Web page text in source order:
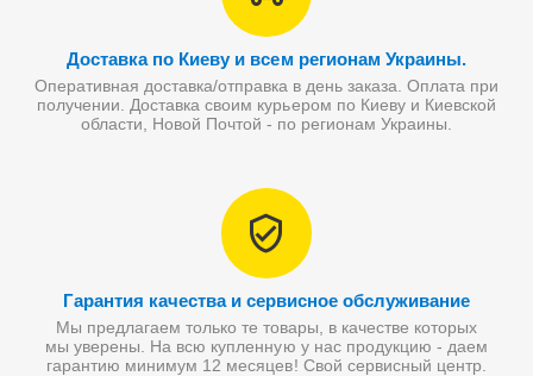
Доставка по Киеву и всем регионам Украины.
Оперативная доставка/отправка в день заказа. Оплата при
получении. Доставка своим курьером по Киеву и Киевской
области, Новой Почтой - по регионам Украины.
Гарантия качества и сервисное обслуживание
Мы предлагаем только те товары, в качестве которых
мы уверены. На всю купленную у нас продукцию - даем
гарантию минимум 12 месяцев! Свой сервисный центр.